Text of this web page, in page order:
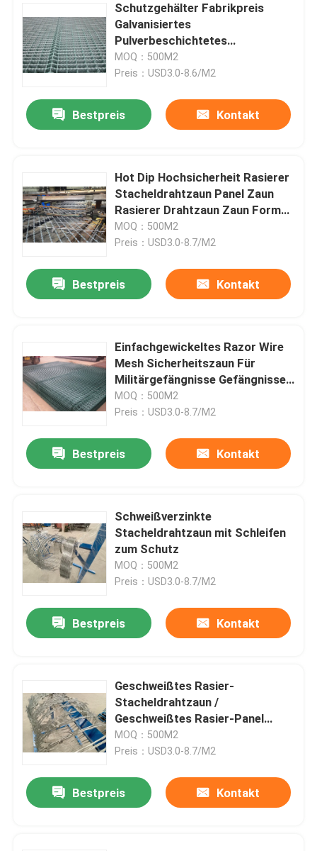
Haus
Videos
Über uns
Qualitätskontrolle
Kontaktiere uns
Fechten der geschweißten Masche
3D schweißte Draht-Zaun
Doppeldrahtgeschweißter Zaun
Antizaun des aufstiegs-358
Röhrenstahlzaun
Flughafensicherheits-Fechten
Schutzgehälter Fabrikpreis
Galvanisiertes
Pulverbeschichtetes
Rasierstacheldrahtzaun
MOQ：500M2
Preis：USD3.0-8.6/M2
Bestpreis Kontakt
Hot Dip Hochsicherheit Rasierer
Stacheldrahtzaun Panel Zaun
Rasierer Drahtzaun Zaun Form
China Factory
MOQ：500M2
Preis：USD3.0-8.7/M2
Bestpreis Kontakt
Einfachgewickeltes Razor Wire
Mesh Sicherheitszaun Für
Militärgefängnisse Gefängnisse
Hafthäuser Regierungsgebäude
MOQ：500M2
Preis：USD3.0-8.7/M2
Bestpreis Kontakt
Schweißverzinkte
Stacheldrahtzaun mit Schleifen
zum Schutz
MOQ：500M2
Preis：USD3.0-8.7/M2
Bestpreis Kontakt
Geschweißtes Rasier-
Stacheldrahtzaun /
Geschweißtes Rasier-Panel
Rasier-Gitter für den Markt
MOQ：500M2
Preis：USD3.0-8.7/M2
Bestpreis Kontakt